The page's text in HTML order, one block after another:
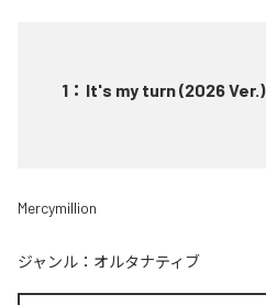
1 ： It's my turn (2026 Ver.)
Mercymillion
ジャンル： オルタナティブ